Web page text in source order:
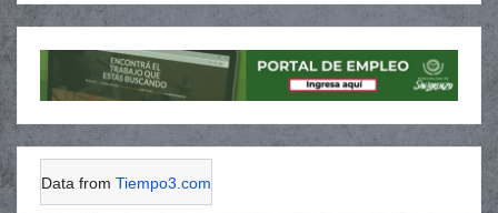
Data from Tiempo3.com